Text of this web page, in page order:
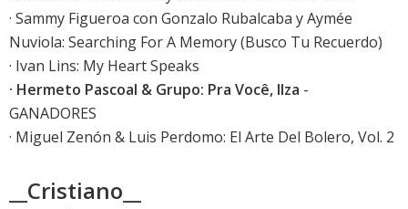
· Sammy Figueroa con Gonzalo Rubalcaba y Aymée
Nuviola: Searching For A Memory (Busco Tu Recuerdo)
· Ivan Lins: My Heart Speaks
· Hermeto Pascoal & Grupo: Pra Você, Ilza -
GANADORES
· Miguel Zenón & Luis Perdomo: El Arte Del Bolero, Vol. 2
__Cristiano__